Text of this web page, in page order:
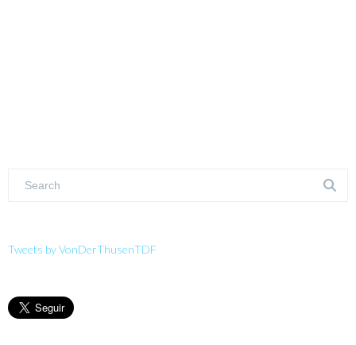
Tweets by VonDerThusenTDF